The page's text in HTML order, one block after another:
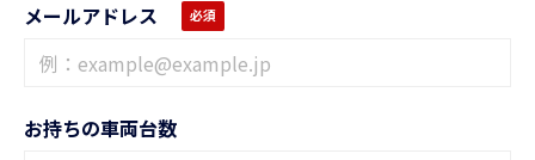
メールアドレス
お持ちの車両台数